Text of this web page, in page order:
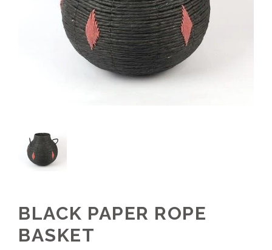
BLACK PAPER ROPE
BASKET